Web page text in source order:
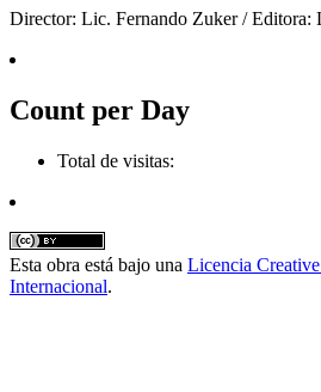
Director: Lic. Fernando Zuker / Editora:
Count per Day
Total de visitas:
Esta obra está bajo una Licencia
Internacional.